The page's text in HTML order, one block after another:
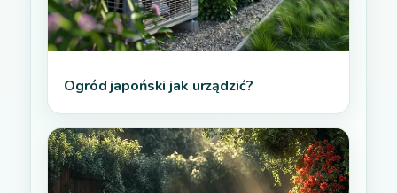
Ogród japoński jak urządzić?